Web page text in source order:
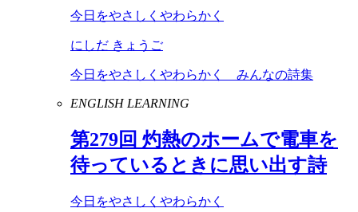
今日をやさしくやわらかく
にしだ きょうご
今日をやさしくやわらかく みんなの詩集
ENGLISH LEARNING
第279回 灼熱のホームで電車を
待っているときに思い出す詩
今日をやさしくやわらかく